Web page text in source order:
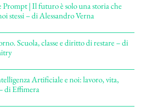
Prompt | Il futuro è solo una storia che
stessi – di Alessandro Verna
Scuola, classe e diritto di restare – di
Artificiale e noi: lavoro, vita,
di Effimera